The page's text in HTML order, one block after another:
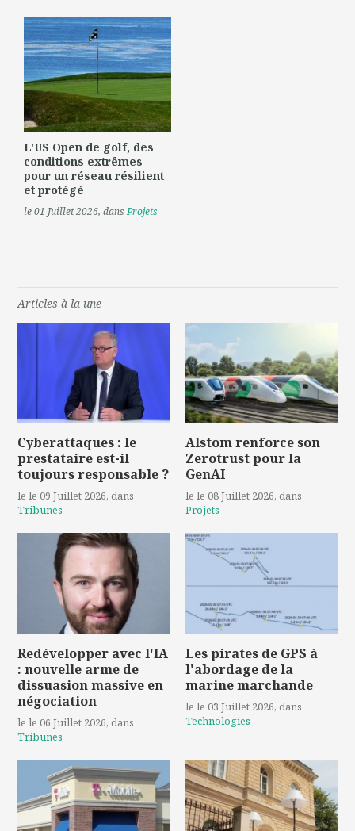
L'US Open de golf, des
conditions extrêmes
pour un réseau résilient
et protégé
le 01 Juillet 2026, dansProjets
Articles à la une
Cyberattaques : le
prestataire est-il
toujours responsable ?
le le 09 Juillet 2026, dans
Tribunes
Alstom renforce son
Zerotrust pour la
GenAI
le le 08 Juillet 2026, dans
Projets
Redévelopper avec l'IA
: nouvelle arme de
dissuasion massive en
négociation
le le 06 Juillet 2026, dans
Tribunes
Les pirates de GPS à
l'abordage de la
marine marchande
le le 03 Juillet 2026, dans
Technologies